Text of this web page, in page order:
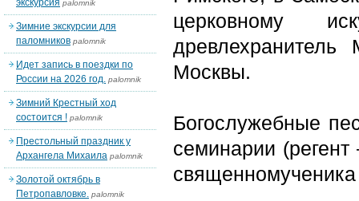
церковному
древлехранитель
Москвы.
Богослужебные
семинарии
экскурсия palomnik
Зимние экскурсии для
паломников palomnik
Идет запись в поездки по
России на 2026 год. palomnik
Зимний Крестный ход
состоится ! palomnik
Престольный праздник у
Архангела Михаила palomnik
Золотой октябрь в
Петропавловке. palomnik